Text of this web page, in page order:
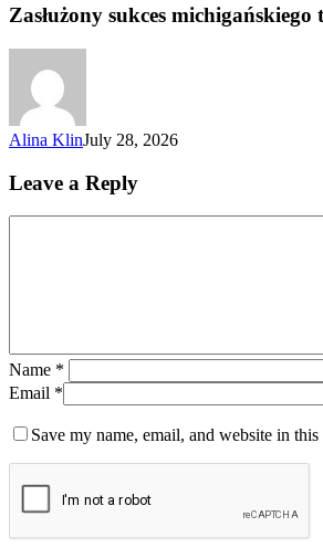
Zasłużony sukces
Alina KlinJuly 28, 2026
Leave a Reply
Name *
Email *
Save my name, email, and website in